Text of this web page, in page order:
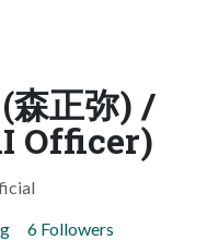
正弥) /
Officer)
6 Followers